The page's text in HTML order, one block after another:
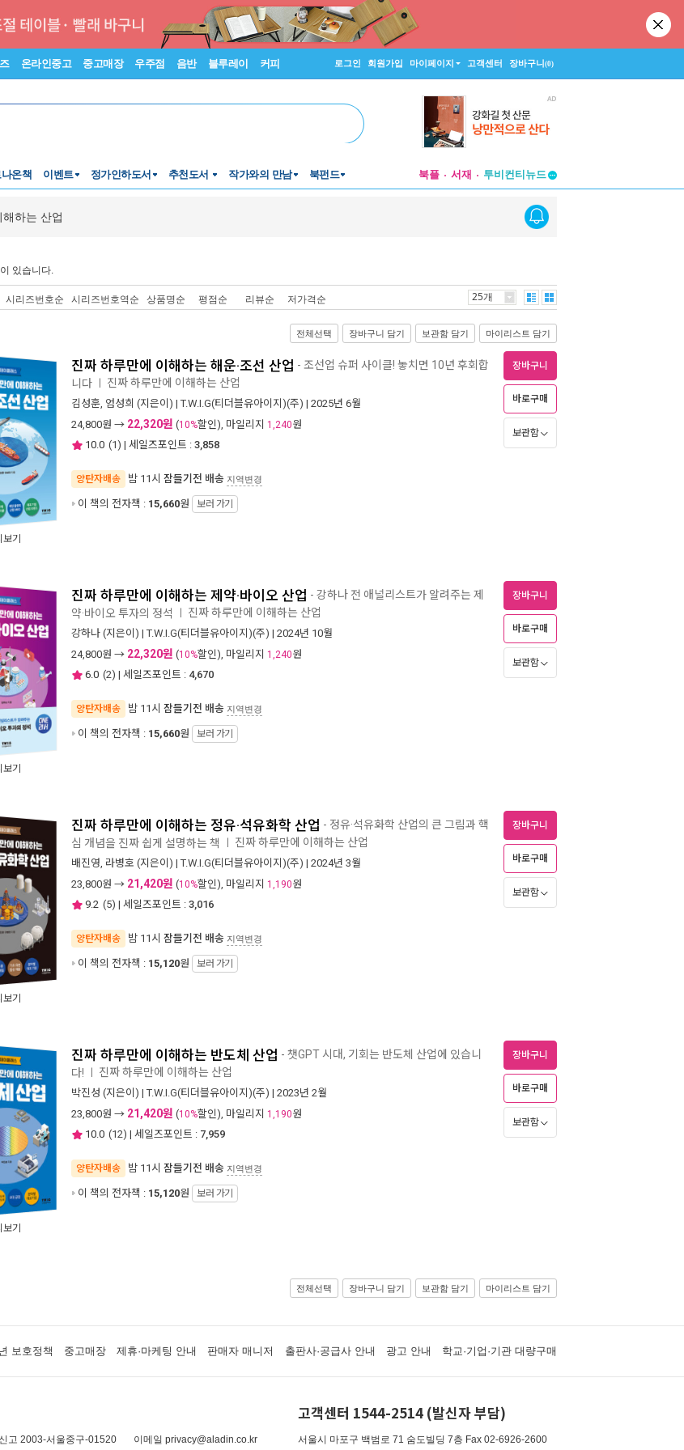
온라인중고 중고매장 우주점 음반 블루레이 커피 로그인 회원가입 마이페이지 고객센터 장바구니(0)
온책 이벤트 정가인하도서 추천도서 작가와의 만남 북펀드 북플 서재
투비컨티뉴드
투비컨티뉴드
하는 산업
있습니다.
시리즈번호순 시리즈번호역순 상품명순 평점순 리뷰순 저가격순 25개
전체선택 장바구니 담기 보관함 담기 마이리스트 담기
보기
진짜 하루만에 이해하는 해운·조선 산업 - 조선업 슈퍼 사이클! 놓치면 10년 후회합
니다 진짜 하루만에 이해하는 산업
김성훈, 엄성희 (지은이) |T.W.I.G(티더블유아이지)(주) | 2025년 6월
24,800원 → 22,320원 (10%할인), 마일리지 1,240원
10.0 (1) | 세일즈포인트 : 3,858
양탄자배송 밤 11시 잠들기전 배송 지역변경
이 책의 전자책 : 15,660원 보러 가기
장바구니
바로구매
보관함
보기
진짜 하루만에 이해하는 제약·바이오 산업 - 강하나 전 애널리스트가 알려주는 제
약·바이오 투자의 정석 진짜 하루만에 이해하는 산업
강하나 (지은이) |T.W.I.G(티더블유아이지)(주) | 2024년 10월
24,800원 → 22,320원 (10%할인), 마일리지 1,240원
6.0 (2) | 세일즈포인트 : 4,670
양탄자배송 밤 11시 잠들기전 배송 지역변경
이 책의 전자책 : 15,660원 보러 가기
장바구니
바로구매
보관함
보기
진짜 하루만에 이해하는 정유·석유화학 산업 - 정유·석유화학 산업의 큰 그림과 핵
심 개념을 진짜 쉽게 설명하는 책 진짜 하루만에 이해하는 산업
배진영, 라병호 (지은이) |T.W.I.G(티더블유아이지)(주) | 2024년 3월
23,800원 → 21,420원 (10%할인), 마일리지 1,190원
9.2 (5) | 세일즈포인트 : 3,016
양탄자배송 밤 11시 잠들기전 배송 지역변경
이 책의 전자책 : 15,120원 보러 가기
장바구니
바로구매
보관함
보기
진짜 하루만에 이해하는 반도체 산업 - 챗GPT 시대, 기회는 반도체 산업에 있습니
다! 진짜 하루만에 이해하는 산업
박진성 (지은이) |T.W.I.G(티더블유아이지)(주) | 2023년 2월
23,800원 → 21,420원 (10%할인), 마일리지 1,190원
10.0 (12) | 세일즈포인트 : 7,959
양탄자배송 밤 11시 잠들기전 배송 지역변경
이 책의 전자책 : 15,120원 보러 가기
장바구니
바로구매
보관함
전체선택 장바구니 담기 보관함 담기 마이리스트 담기
보호정책 중고매장 제휴·마케팅 안내 판매자 매니저 출판사·공급사 안내 광고 안내 학교·기업·기관 대량구매
고 2003-서울중구-01520 이메일 privacy@aladin.co.kr
고객센터 1544-2514 (발신자 부담)
서울시 마포구 백범로 71 숨도빌딩 7층 Fax 02-6926-2600